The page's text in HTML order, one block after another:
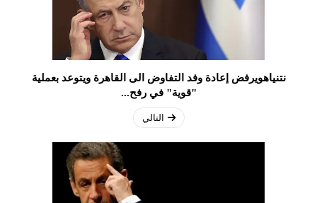
نتنياهويرفض إعادة وفد التفاوض الى القاهرة ويتوعد بعملية
"قوية" في رفح...
التالي